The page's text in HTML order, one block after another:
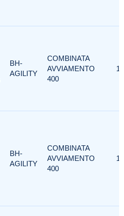
BH-
AGILITY
COMBINATA
AVVIAMENTO
400
1
BH-
AGILITY
COMBINATA
AVVIAMENTO
400
1